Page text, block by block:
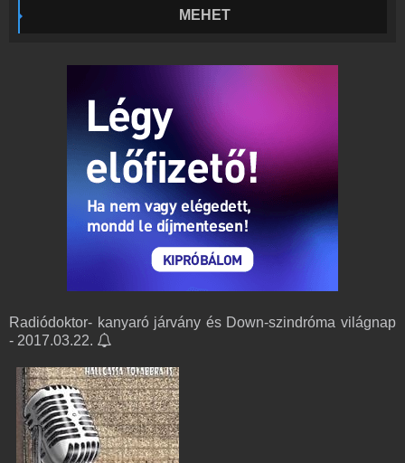
MEHET
Radiódoktor- kanyaró járvány és Down-szindróma világnap
- 2017.03.22.